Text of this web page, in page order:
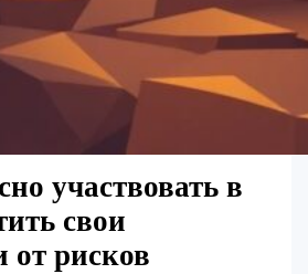
участвовать в
свои
от рисков